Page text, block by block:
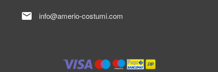
mail info@amerio-costumi.com